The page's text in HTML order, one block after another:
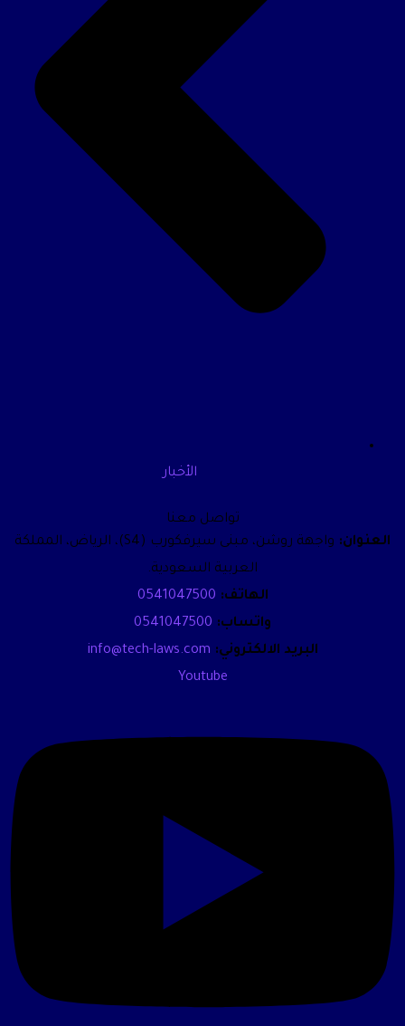
الأخبار
تواصل معنا
العنوان:
واجهة روشن، مبنى سيرفكورب (S4)، الرياض، المملكة
العربية السعودية.
الهاتف: 0541047500
واتساب: 0541047500
البريد الالكتروني: info@tech-laws.com
Youtube